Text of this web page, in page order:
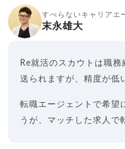
すべらないキャリアエ
末永雄大
Re就活のスカウトは職
送られますが、精度が低
転職エージェントで希望
うが、マッチした求人で